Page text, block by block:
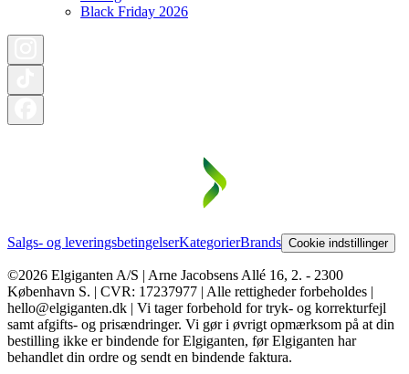
Black Friday 2026
Salgs- og leveringsbetingelserKategorierBrands Cookie indstillinger
©2026 Elgiganten A/S | Arne Jacobsens Allé 16, 2. - 2300
København S. | CVR: 17237977 | Alle rettigheder forbeholdes |
hello@elgiganten.dk | Vi tager forbehold for tryk- og korrekturfejl
samt afgifts- og prisændringer. Vi gør i øvrigt opmærksom på at din
bestilling ikke er bindende for Elgiganten, før Elgiganten har
behandlet din ordre og sendt en bindende faktura.